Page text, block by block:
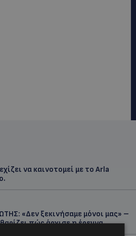
να καινοτομεί με το Arla
«Δεν ξεκινήσαμε μόνοι μας» –
πώς άρχισε η έρευνα